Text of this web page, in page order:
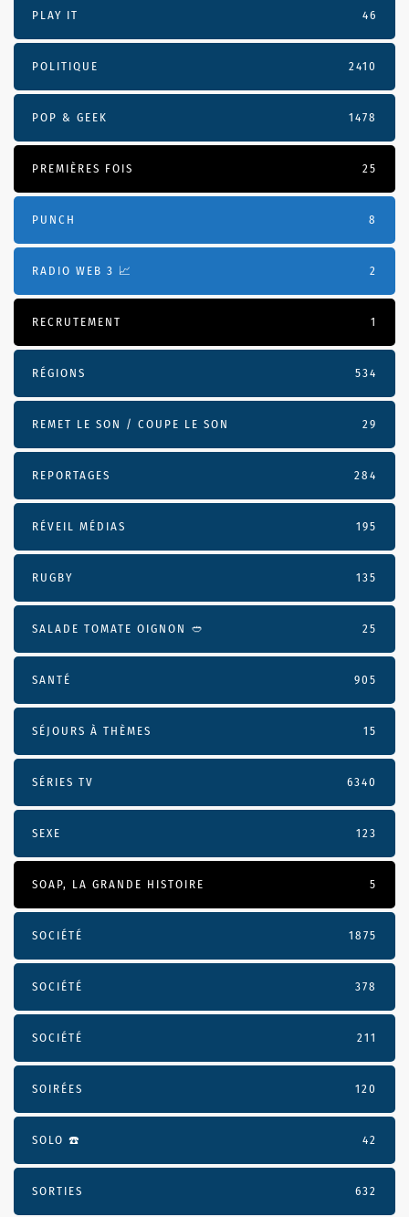
PLAY IT 46
POLITIQUE 2410
POP & GEEK 1478
PREMIÈRES FOIS 25
PUNCH 8
RADIO WEB 3 📈 2
RECRUTEMENT 1
RÉGIONS 534
REMET LE SON / COUPE LE SON 29
REPORTAGES 284
RÉVEIL MÉDIAS 195
RUGBY 135
SALADE TOMATE OIGNON 🥙 25
SANTÉ 905
SÉJOURS À THÈMES 15
SÉRIES TV 6340
SEXE 123
SOAP, LA GRANDE HISTOIRE 5
SOCIÉTÉ 1875
SOCIÉTÉ 378
SOCIÉTÉ 211
SOIRÉES 120
SOLO ☎️ 42
SORTIES 632